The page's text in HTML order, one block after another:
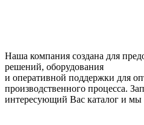
Наша компания создана для
решений, оборудования
и оперативной поддержки для
производственного процесса.
интересующий Вас каталог и